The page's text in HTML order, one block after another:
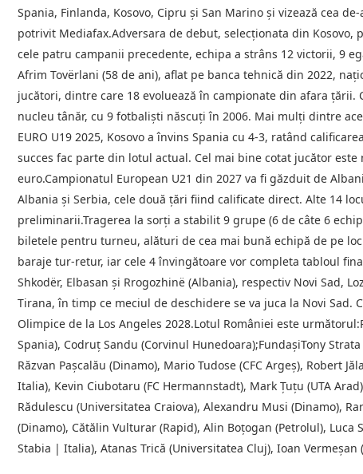
Spania, Finlanda, Kosovo, Cipru și San Marino și vizează cea
potrivit Mediafax.Adversara de debut, selecționata din
cele patru campanii precedente, echipa a strâns 12 victorii, 9
Afrim Tovërlani (58 de ani), aflat pe banca tehnică din 2022,
jucători, dintre care 18 evoluează în campionate din afara țării.
nucleu tânăr, cu 9 fotbaliști născuți în 2006. Mai mulți dintre
EURO U19 2025, Kosovo a învins Spania cu 4-3, ratând
succes fac parte din lotul actual. Cel mai bine cotat jucător
euro.Campionatul European U21 din 2027 va fi găzduit de
Albania și Serbia, cele două țări fiind calificate direct. Alte 14
preliminarii.Tragerea la sorți a stabilit 9 grupe (6 de câte 6
biletele pentru turneu, alături de cea mai bună echipă de pe
baraje tur-retur, iar cele 4 învingătoare vor completa tabloul
Shkodër, Elbasan și Rrogozhinë (Albania), respectiv Novi Sad,
Tirana, în timp ce meciul de deschidere se va juca la Novi
Olimpice de la Los Angeles 2028.Lotul României este
Spania), Codruț Sandu (Corvinul Hunedoara);FundașiTony
Răzvan Pașcalău (Dinamo), Mario Tudose (CFC Argeș), Robert
Italia), Kevin Ciubotaru (FC Hermannstadt), Mark Țuțu (UTA
Rădulescu (Universitatea Craiova), Alexandru Musi (Dinamo),
(Dinamo), Cătălin Vulturar (Rapid), Alin Boțogan (Petrolul),
Stabia | Italia), Atanas Trică (Universitatea Cluj), Ioan